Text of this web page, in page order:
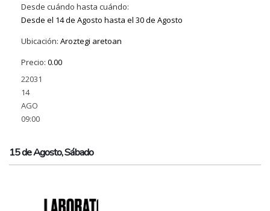
Desde cuándo hasta cuándo:
Desde el 14 de Agosto hasta el 30 de Agosto
Ubicación: Aroztegi aretoan
Precio: 0.00
22031
14
AGO
09:00
15 de Agosto, Sábado